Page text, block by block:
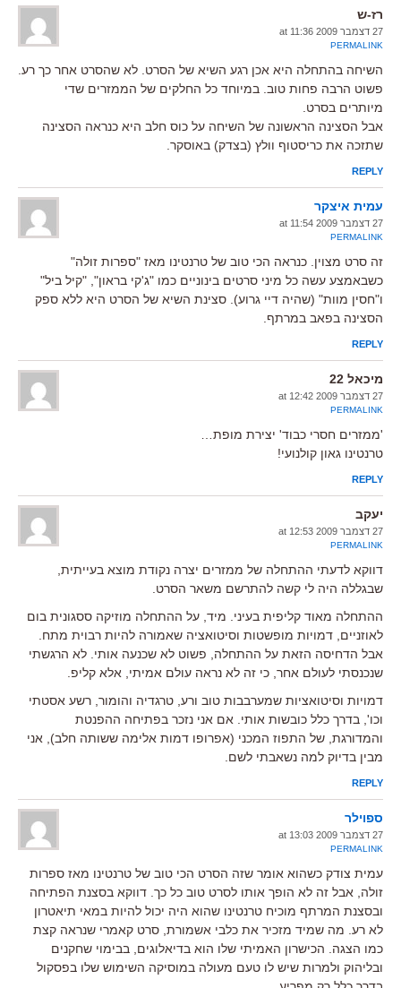
רז-ש
27 דצמבר 2009 at 11:36
PERMALINK
השיחה בהתחלה היא אכן רגע השיא של הסרט. לא שהסרט אחר כך רע.
פשוט הרבה פחות טוב. במיוחד כל החלקים של הממזרים שדי
מיותרים בסרט.
אבל הסצינה הראשונה של השיחה על כוס חלב היא כנראה הסצינה
שתזכה את כריסטוף וולץ (בצדק) באוסקר.
REPLY
עמית איצקר
27 דצמבר 2009 at 11:54
PERMALINK
זה סרט מצוין. כנראה הכי טוב של טרנטינו מאז "ספרות זולה"
כשבאמצע עשה כל מיני סרטים בינוניים כמו "ג'קי בראון", "קיל ביל"
ו"חסין מוות" (שהיה דיי גרוע). סצינת השיא של הסרט היא ללא ספק
הסצינה בפאב במרתף.
REPLY
מיכאל 22
27 דצמבר 2009 at 12:42
PERMALINK
'ממזרים חסרי כבוד' יצירת מופת…
טרנטינו גאון קולנועי!
REPLY
יעקב
27 דצמבר 2009 at 12:53
PERMALINK
דווקא לדעתי ההתחלה של ממזרים יצרה נקודת מוצא בעייתית,
שבגללה היה לי קשה להתרשם משאר הסרט.
ההתחלה מאוד קליפית בעיני. מיד, על ההתחלה מוזיקה ססגונית בום
לאוזניים, דמויות מופשטות וסיטואציה שאמורה להיות רבוית מתח.
אבל הדחיסה הזאת על ההתחלה, פשוט לא שכנעה אותי. לא הרגשתי
שנכנסתי לעולם אחר, כי זה לא נראה עולם אמיתי, אלא קליפ.
דמויות וסיטואציות שמערבבות טוב ורע, טרגדיה והומור, רשע אסטתי
וכו', בדרך כלל כובשות אותי. אם אני נזכר בפתיחה ההפנטת
והמדורגת, של התפוז המכני (אפרופו דמות אלימה ששותה חלב), אני
מבין בדיוק למה נשאבתי לשם.
REPLY
ספוילר
27 דצמבר 2009 at 13:03
PERMALINK
עמית צודק כשהוא אומר שזה הסרט הכי טוב של טרנטינו מאז ספרות
זולה, אבל זה לא הופך אותו לסרט טוב כל כך. דווקא בסצנת הפתיחה
ובסצנת המרתף מוכיח טרנטינו שהוא היה יכול להיות במאי תיאטרון
לא רע. מה שמיד מזכיר את כלבי אשמורת, סרט קאמרי שנראה קצת
כמו הצגה. הכישרון האמיתי שלו הוא בדיאלוגים, בבימוי שחקנים
ובליהוק ולמרות שיש לו טעם מעולה במוסיקה השימוש שלו בפסקול